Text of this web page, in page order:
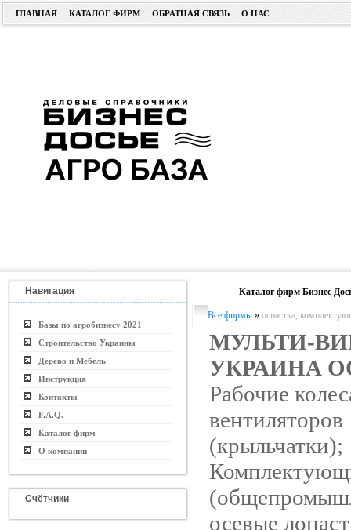
ГЛАВНАЯ КАТАЛОГ ФИРМ ОБРАТНАЯ СВЯЗЬ О НАС
Навигация
Базы по агробизнесу 2021
Строительство Украины
Дерево и Мебель
Инструкция
Контакты
F.A.Q.
Каталог фирм
О компании
Счётчики
Каталог фирм Бизнес
Все фирмы » оснастка,
МУЛЬТИ-
УКРАИНА
Рабочие
вентиляторов
(крыльчатки);
осевые